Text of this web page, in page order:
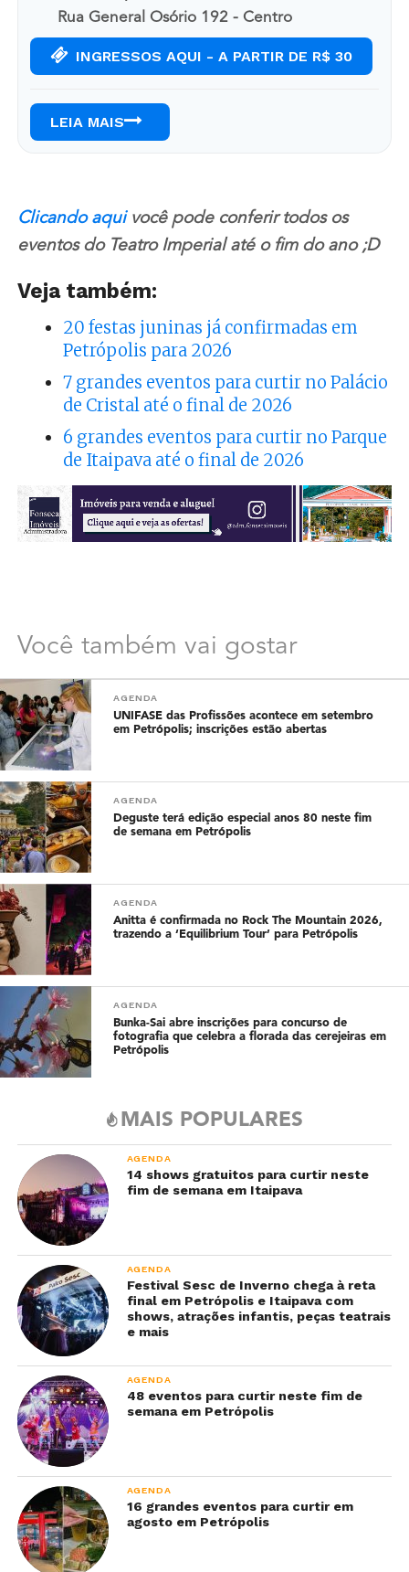
Rua General Osório 192 - Centro
INGRESSOS AQUI - A PARTIR DE R$ 30
LEIA MAIS
Clicando aquivocê pode conferir todos os
eventos do Teatro Imperial até o fim do ano ;D
Veja também:
20 festas juninas já confirmadas em
Petrópolis para 2026
7 grandes eventos para curtir no Palácio
de Cristal até o final de 2026
6 grandes eventos para curtir no Parque
de Itaipava até o final de 2026
Você também vai gostar
AGENDA
UNIFASE das Profissões acontece em setembro
em Petrópolis; inscrições estão abertas
AGENDA
Deguste terá edição especial anos 80 neste fim
de semana em Petrópolis
AGENDA
Anitta é confirmada no Rock The Mountain 2026,
trazendo a ‘Equilibrium Tour’ para Petrópolis
AGENDA
Bunka-Sai abre inscrições para concurso de
fotografia que celebra a florada das cerejeiras em
Petrópolis
MAIS POPULARES
AGENDA
14 shows gratuitos para curtir neste
fim de semana em Itaipava
AGENDA
Festival Sesc de Inverno chega à reta
final em Petrópolis e Itaipava com
shows, atrações infantis, peças teatrais
e mais
AGENDA
48 eventos para curtir neste fim de
semana em Petrópolis
AGENDA
16 grandes eventos para curtir em
agosto em Petrópolis